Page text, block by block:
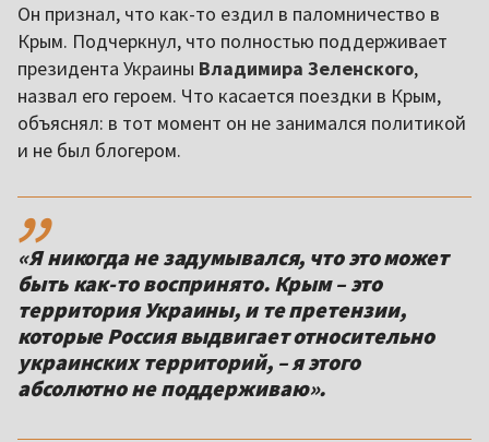
Он признал, что как-то ездил в паломничество в
Крым. Подчеркнул, что полностью поддерживает
президента Украины Владимира Зеленского,
назвал его героем. Что касается поездки в Крым,
объяснял: в тот момент он не занимался политикой
и не был блогером.
,,
«Я никогда не задумывался, что это может
быть как-то воспринято. Крым – это
территория Украины, и те претензии,
которые Россия выдвигает относительно
украинских территорий, – я этого
абсолютно не поддерживаю».